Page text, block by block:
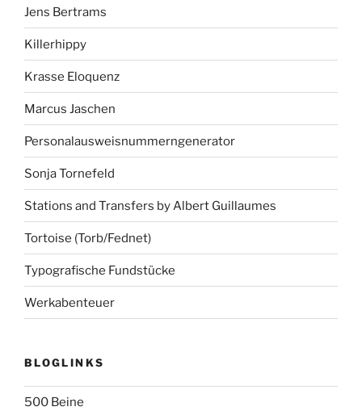
Jens Bertrams
Killerhippy
Krasse Eloquenz
Marcus Jaschen
Personalausweisnummerngenerator
Sonja Tornefeld
Stations and Transfers by Albert Guillaumes
Tortoise (Torb/Fednet)
Typografische Fundstücke
Werkabenteuer
BLOGLINKS
500 Beine